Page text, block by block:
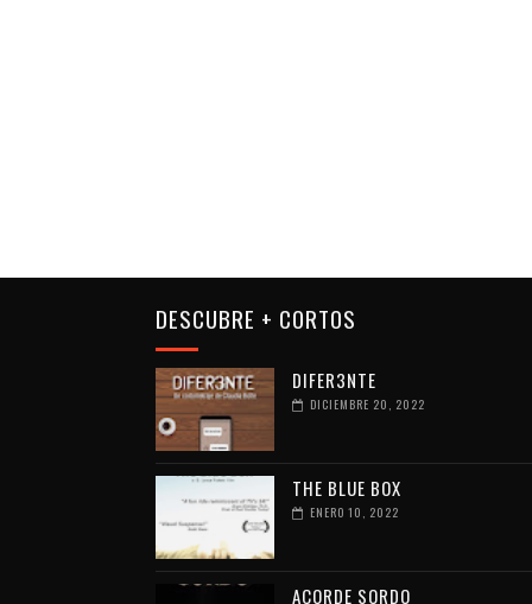
DESCUBRE + CORTOS
DIFER3NTE
DICIEMBRE 20, 2022
THE BLUE BOX
ENERO 10, 2022
ACORDE SORDO